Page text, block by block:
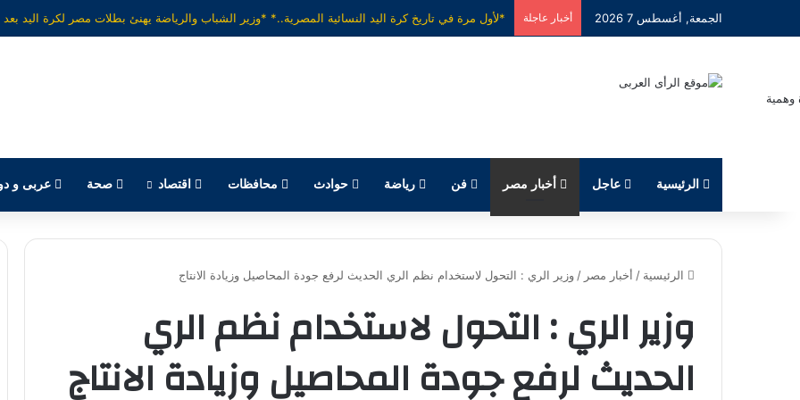
الجمعة, أغسطس 7 2026 أخبار عاجلة
الرئيسية عاجل أخبار مصر فن رياضة حوادث محافظات اقتصاد صحة عربى و
الرئيسية / أخبار مصر / وزير الري : التحول لاستخدام نظم الري الحديث لرفع جودة المحاصيل وزيادة الانتاج
وزير الري : التحول لاستخدام نظم الري
الحديث لرفع جودة المحاصيل وزيادة الانتاج